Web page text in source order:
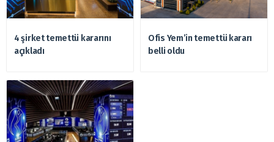
4 şirket temettü kararını
açıkladı
Ofis Yem’in temettü kararı
belli oldu